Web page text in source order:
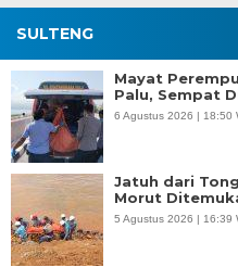
SULTENG
Mayat
Palu, Sempat
6 Agustus 2026 | 18:50
Jatuh dari
Morut
5 Agustus 2026 | 16:39